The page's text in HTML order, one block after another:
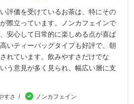
評価を受けているお茶は、特にその
際立っています。ノンカフェインで
安心して日常的に楽しめる点が喜ば
いティーバッグタイプも好評で、朝
れています。飲みやすさだけでな
う意見が多く見られ、幅広い層に支
すさ
ノンカフェイン